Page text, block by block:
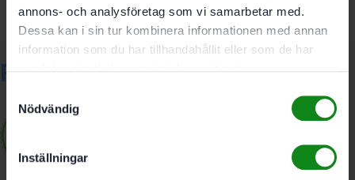
annons- och analysföretag som vi samarbetar med.
Dessa kan i sin tur kombinera informationen med annan
information som du har tillhandahållit eller som de har
Nödvändig
Inställningar
Relaterade produkter